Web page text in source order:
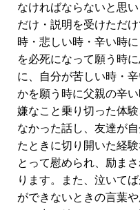
なければならないと思
だけ・説明を受けただ
時・悲しい時・辛い時
を必死になって願う時
に、自分が苦しい時・
かを願う時に父親の辛
嫌なこと乗り切った体
なかった話し、友達が
たときに切り開いた経験
とって慰められ、励ま
ります。また、泣いて
ができないときの言葉